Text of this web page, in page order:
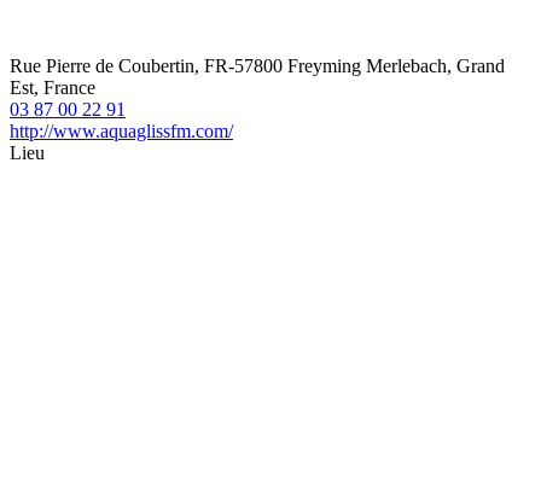
Rue Pierre de Coubertin, FR-57800 Freyming Merlebach, Grand
Est, France
03 87 00 22 91
http://www.aquaglissfm.com/
Lieu